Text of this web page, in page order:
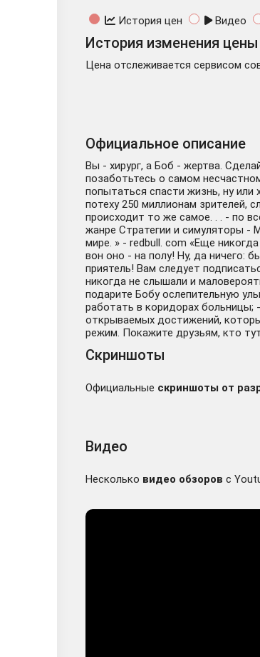
История цен Видео
История изменения цены
Цена отслеживается сервисом
Официальное описание
Вы - хирург, а Боб - жертва.
позаботьтесь о самом
попытаться спасти жизнь, ну
потеху 250 миллионам зрителей,
происходит то же самое. . . - по
жанре Стратегии и симуляторы -
мире. » - redbull. com «Еще
вон оно - на полу! Ну, да ничего:
приятель! Вам следует
никогда не слышали и
подарите Бобу ослепительную
работать в коридорах больницы;
открываемых достижений,
режим. Покажите друзьям, кто
Скриншоты
Официальные скриншоты от
Видео
Несколько видео обзоров с